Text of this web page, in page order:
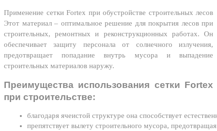
Применение сетки Fortex при обустройстве строительных лесов
Этот материал – оптимальное решение для покрытия лесов при
строительных, ремонтных и реконструкционных работах. Он
обеспечивает защиту персонала от солнечного излучения,
предотвращает попадание внутрь мусора и выпадение
строительных материалов наружу.
Преимущества использования сетки Fortex
при строительстве:
благодаря ячеистой структуре она способствует
препятствует вылету строительного мусора,